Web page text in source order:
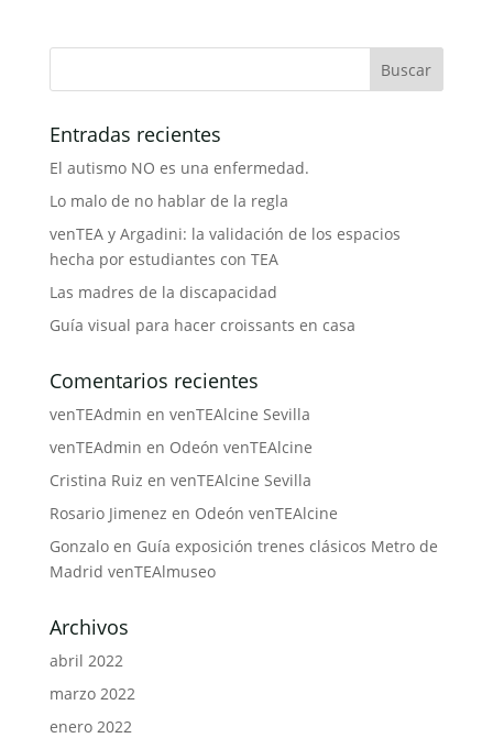
Entradas recientes
El autismo NO es una enfermedad.
Lo malo de no hablar de la regla
venTEA y Argadini: la validación de los espacios
hecha por estudiantes con TEA
Las madres de la discapacidad
Guía visual para hacer croissants en casa
Comentarios recientes
venTEAdmin en venTEAlcine Sevilla
venTEAdmin en Odeón venTEAlcine
Cristina Ruiz en venTEAlcine Sevilla
Rosario Jimenez en Odeón venTEAlcine
Gonzaloen Guía exposición trenes clásicos Metro de
Madrid venTEAlmuseo
Archivos
abril 2022
marzo 2022
enero 2022